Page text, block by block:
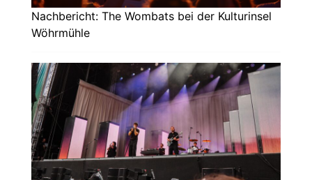
Nachbericht: The Wombats bei der Kulturinsel
Wöhrmühle